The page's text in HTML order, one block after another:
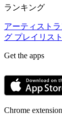
ランキング
アーティスト
グ プレイリス
Get the apps
Chrome extension